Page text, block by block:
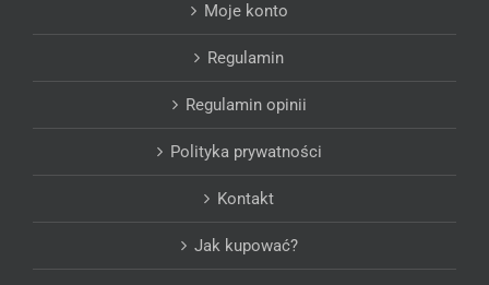
Moje konto
Regulamin
Regulamin opinii
Polityka prywatności
Kontakt
Jak kupować?